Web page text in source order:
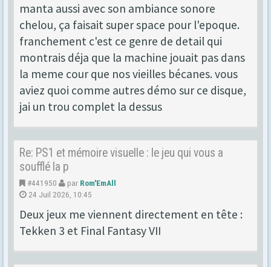
manta aussi avec son ambiance sonore
chelou, ça faisait super space pour l'epoque.
franchement c'est ce genre de detail qui
montrais déja que la machine jouait pas dans
la meme cour que nos vieilles bécanes. vous
aviez quoi comme autres démo sur ce disque,
jai un trou complet la dessus
Re: PS1 et mémoire visuelle : le jeu qui vous a
soufflé la p
#441950 par Rom'EmAll
24 Juil 2026, 10:45
Deux jeux me viennent directement en tête :
Tekken 3 et Final Fantasy VII